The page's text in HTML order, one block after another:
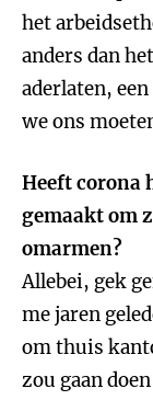
het
anders dan
aderlaten,
we ons
Heeft corona
gemaakt om
omarmen?
Allebei, gek
me jaren
om thuis
zou gaan